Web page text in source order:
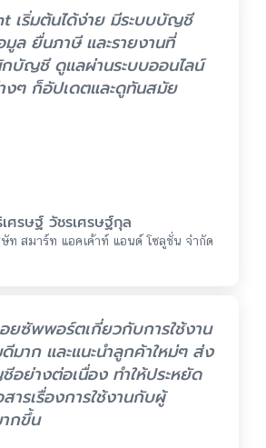
เริ่มต้นได้ง่าย มีระบบบัญชี
ล ยื่นภาษี และรายงานที่
กบัญชี ดูแลผ่านระบบออนไลน์
งๆ ก็อัปเดตและดูทันสมัย
ศรษฐ์ วัชรเศรษฐ์กุล
ท สมาร์ท แอคเค้าท์ แอนด์ โซลูชั่น จำกัด
ยซัพพอร์ตเกี่ยวกับการใช้งาน
มาก และแนะนำลูกค้าใหม่ๆ ส่ง
ย่างต่อเนื่อง ทำให้ประหยัด
สารเรื่องการใช้งานกับผู้
กขึ้น